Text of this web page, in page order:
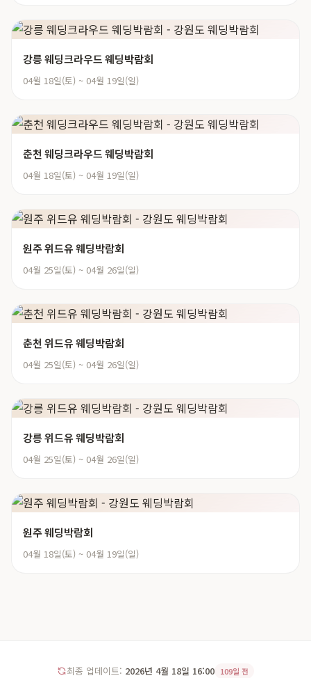
강릉 웨딩크라우드 웨딩박람회
04월 18일(토) ~ 04월 19일(일)
춘천 웨딩크라우드 웨딩박람회
04월 18일(토) ~ 04월 19일(일)
원주 위드유 웨딩박람회
04월 25일(토) ~ 04월 26일(일)
춘천 위드유 웨딩박람회
04월 25일(토) ~ 04월 26일(일)
강릉 위드유 웨딩박람회
04월 25일(토) ~ 04월 26일(일)
원주 웨딩박람회
04월 18일(토) ~ 04월 19일(일)
최종 업데이트: 2026년 4월 18일 16:00 109일 전